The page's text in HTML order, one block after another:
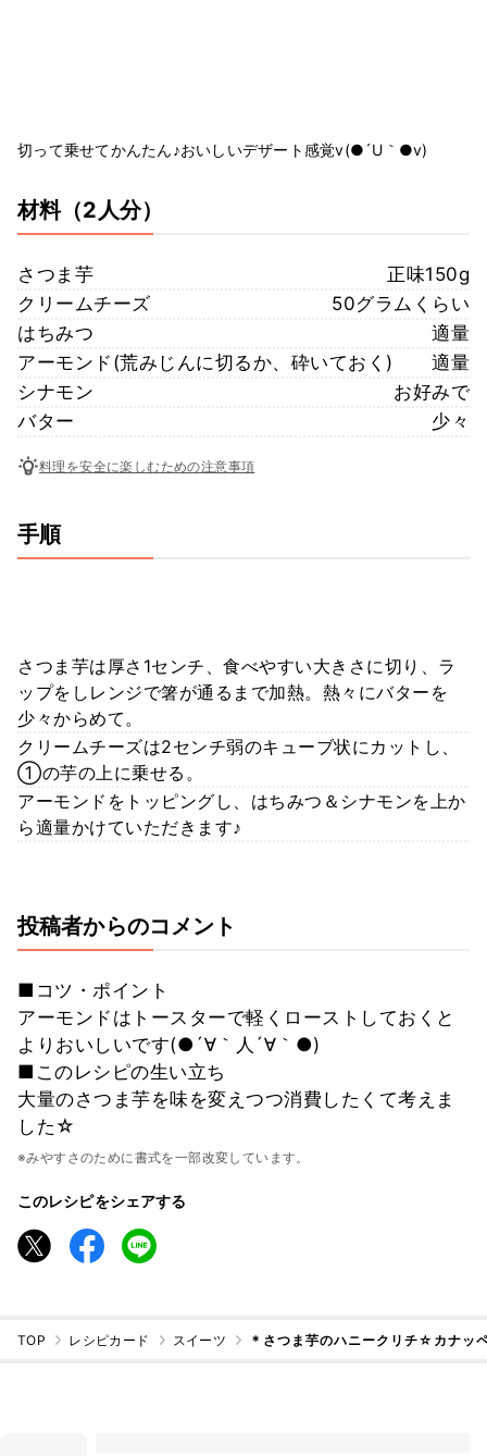
切って乗せてかんたん♪おいしいデザート感覚v(●´U｀●v)
材料（2人分）
さつま芋
正味150g
クリームチーズ
50グラムくらい
はちみつ
適量
アーモンド(荒みじんに切るか、砕いておく)
適量
シナモン
お好みで
バター
少々
料理を安全に楽しむための注意事項
手順
さつま芋は厚さ1センチ、食べやすい大きさに切り、ラ
ップをしレンジで箸が通るまで加熱。熱々にバターを
少々からめて。
クリームチーズは2センチ弱のキューブ状にカットし、
①の芋の上に乗せる。
アーモンドをトッピングし、はちみつ＆シナモンを上か
ら適量かけていただきます♪
投稿者からのコメント
■コツ・ポイント
アーモンドはトースターで軽くローストしておくと
よりおいしいです(●´∀｀人´∀｀●)
■このレシピの生い立ち
大量のさつま芋を味を変えつつ消費したくて考えま
した☆
※みやすさのために書式を一部改変しています。
このレシピをシェアする
TOP レシピカード スイーツ ＊さつま芋のハニークリチ☆カナッ